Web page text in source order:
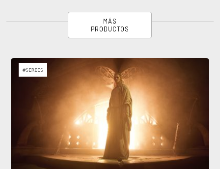
MÁS
PRODUCTOS
#SERIES